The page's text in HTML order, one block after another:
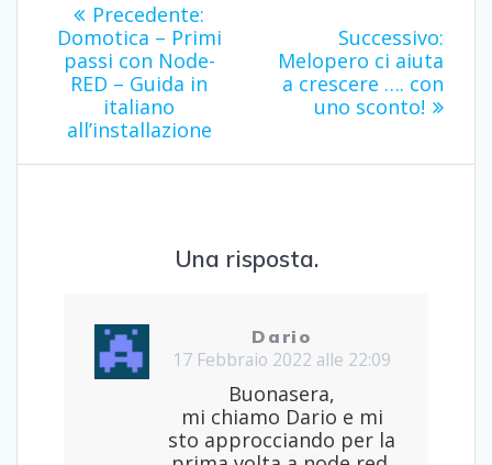
articoli
Precedente:
precedente:
Domotica – Primi
passi con Node-
RED – Guida in
italiano
all’installazione
Successivo:
Melopero ci aiuta
a crescere …. con
uno sconto!
Una risposta.
Dario
17 Febbraio 2022 alle 22:09
Buonasera,
mi chiamo Dario e mi
sto approcciando per la